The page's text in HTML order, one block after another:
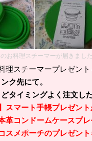
お料理スチーマーが届きました
理スチーマープレゼン
ク先にて。
イミングよく注文し
マート手帳プレゼント
コンドームケースプレ
メポーチのプレゼント